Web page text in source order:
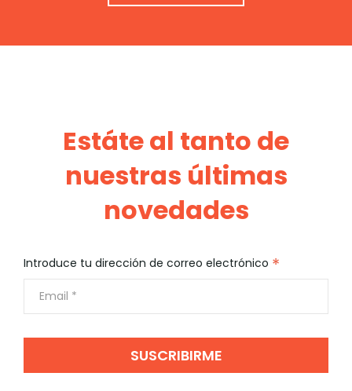
Estáte al tanto de
nuestras últimas
novedades
Introduce tu dirección de correo electrónico *
SUSCRIBIRME